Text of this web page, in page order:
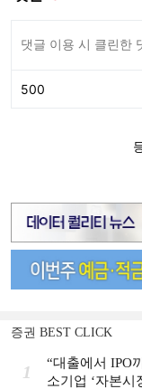
증권 BEST CLICK
1
“대출에서 IPO
소기업 ‘자본시